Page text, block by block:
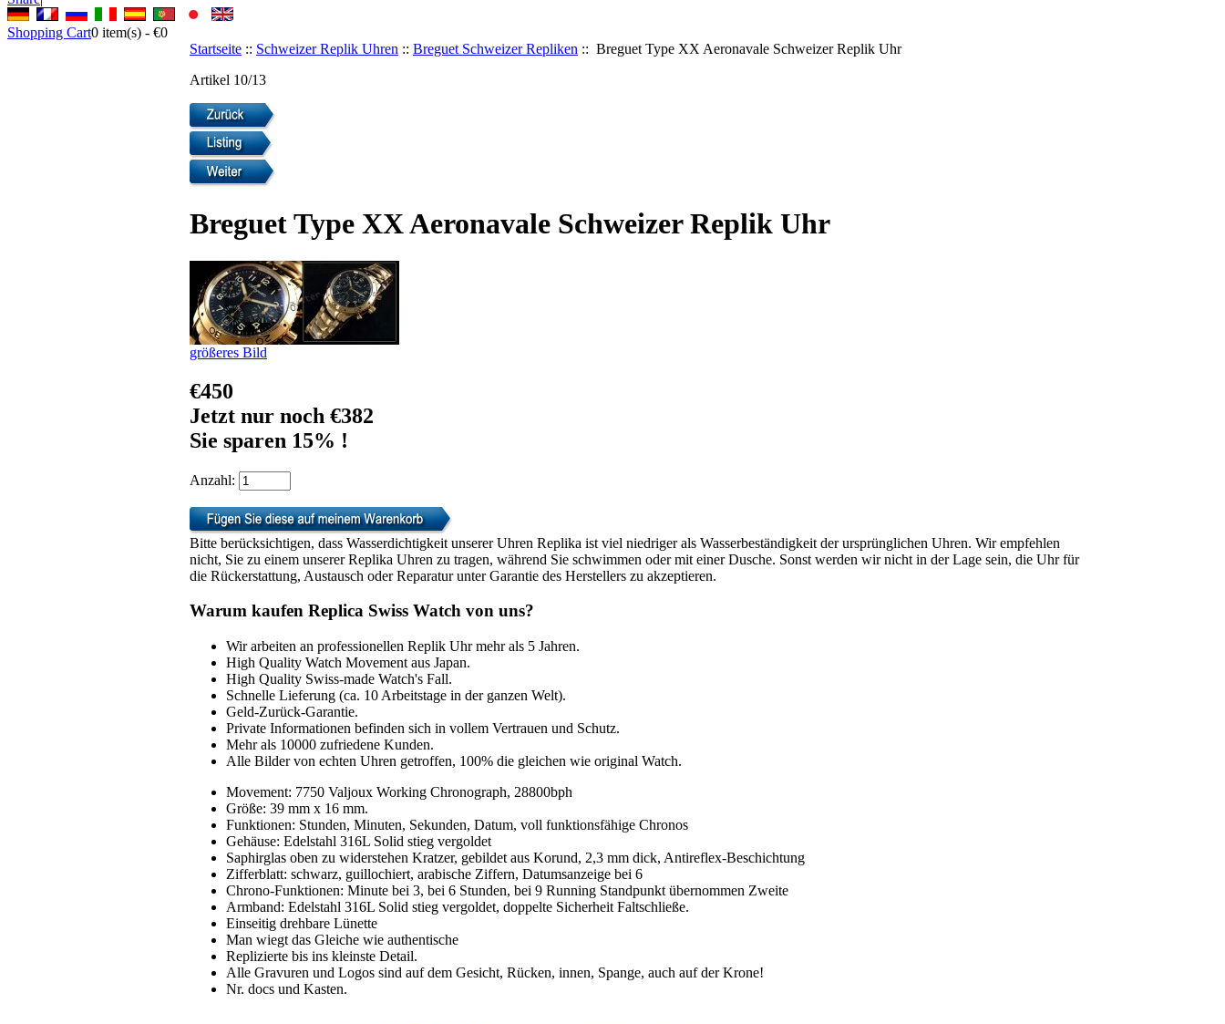
Shopping Cart0 item(s) - €0
Startseite :: Schweizer Replik Uhren :: Breguet Schweizer Repliken :: Breguet Type XX Aeronavale Schweizer Replik Uhr
Artikel 10/13
Breguet Type XX Aeronavale Schweizer Replik Uhr
größeres Bild
€450
Jetzt nur noch €382
Sie sparen 15% !
Anzahl:
Bitte berücksichtigen, dass Wasserdichtigkeit unserer Uhren Replika ist viel niedriger als Wasserbeständigkeit der ursprünglichen Uhren. Wir empfehlen
nicht, Sie zu einem unserer Replika Uhren zu tragen, während Sie schwimmen oder mit einer Dusche. Sonst werden wir nicht in der Lage sein, die Uhr für
die Rückerstattung, Austausch oder Reparatur unter Garantie des Herstellers zu akzeptieren.
Warum kaufen Replica Swiss Watch von uns?
Wir arbeiten an professionellen Replik Uhr mehr als 5 Jahren.
High Quality Watch Movement aus Japan.
High Quality Swiss-made Watch's Fall.
Schnelle Lieferung (ca. 10 Arbeitstage in der ganzen Welt).
Geld-Zurück-Garantie.
Private Informationen befinden sich in vollem Vertrauen und Schutz.
Mehr als 10000 zufriedene Kunden.
Alle Bilder von echten Uhren getroffen, 100% die gleichen wie original Watch.
Movement: 7750 Valjoux Working Chronograph, 28800bph
Größe: 39 mm x 16 mm.
Funktionen: Stunden, Minuten, Sekunden, Datum, voll funktionsfähige Chronos
Gehäuse: Edelstahl 316L Solid stieg vergoldet
Saphirglas oben zu widerstehen Kratzer, gebildet aus Korund, 2,3 mm dick, Antireflex-Beschichtung
Zifferblatt: schwarz, guillochiert, arabische Ziffern, Datumsanzeige bei 6
Chrono-Funktionen: Minute bei 3, bei 6 Stunden, bei 9 Running Standpunkt übernommen Zweite
Armband: Edelstahl 316L Solid stieg vergoldet, doppelte Sicherheit Faltschließe.
Einseitig drehbare Lünette
Man wiegt das Gleiche wie authentische
Replizierte bis ins kleinste Detail.
Alle Gravuren und Logos sind auf dem Gesicht, Rücken, innen, Spange, auch auf der Krone!
Nr. docs und Kasten.